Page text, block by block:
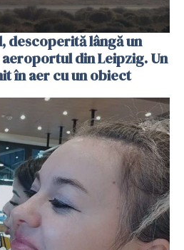
descoperită lângă un
din Leipzig. Un
în aer cu un obiect